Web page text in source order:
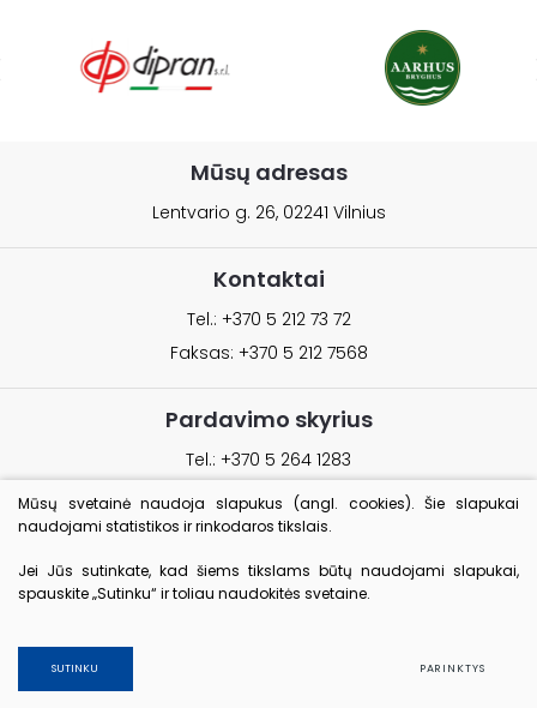
Mūsų adresas
Lentvario g. 26, 02241 Vilnius
Kontaktai
Tel.: +370 5 212 73 72
Faksas: +370 5 212 7568
Pardavimo skyrius
Tel.: +370 5 264 1283
El. paštas
info@hermis.biz
Mūsų svetainė naudoja slapukus (angl. cookies). Šie slapukai
naudojami statistikos ir rinkodaros tikslais.
Jei Jūs sutinkate, kad šiems tikslams būtų naudojami slapukai,
spauskite „Sutinku“ ir toliau naudokitės svetaine.
SUTINKU PARINKTYS